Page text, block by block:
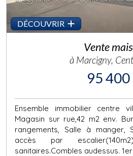
DÉCOUVRIR
Vente
à Marcigny,
95 400
Ensemble immobilier centre
Magasin sur rue,42 m2 env.
rangements, Salle à manger,
accès par
sanitaires.Combles audessus.